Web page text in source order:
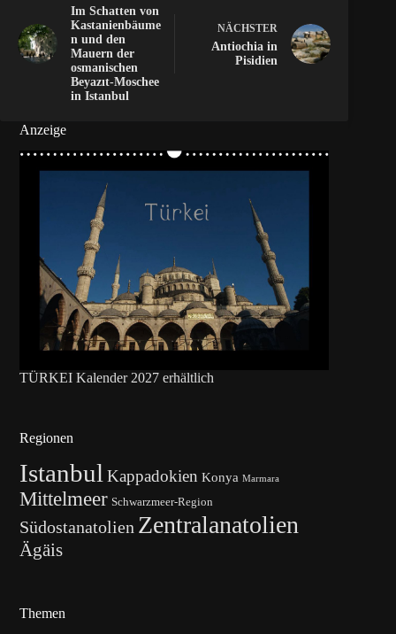
Im Schatten von
Kastanienbäume
n und den
Mauern der
osmanischen
Beyazıt-Moschee
in Istanbul
NÄCHSTER
Antiochia in
Pisidien
Anzeige
TÜRKEI Kalender 2027 erhältlich
Regionen
Istanbul Kappadokien Konya Marmara
Mittelmeer Schwarzmeer-Region
Südostanatolien Zentralanatolien
Ägäis
Themen